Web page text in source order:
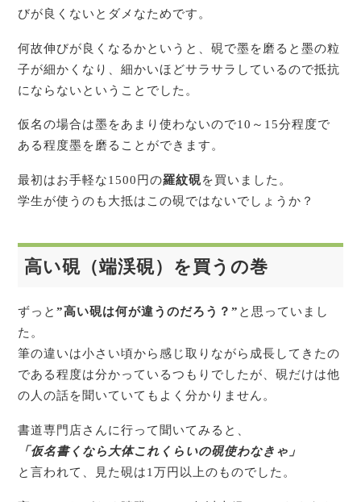
びが良くないとダメなためです。
何故伸びが良くなるかというと、硯で墨を磨ると墨の粒
子が細かくなり、細かいほどサラサラしているので抵抗
にならないということでした。
仮名の場合は墨をあまり使わないので10～15分程度で
ある程度墨を磨ることができます。
最初はお手軽な1500円の羅紋硯を買いました。
学生が使うのも大抵はこの硯ではないでしょうか？
高い硯（端渓硯）を買うの巻
ずっと”高い硯は何が違うのだろう？” と思っていまし
た。
筆の違いは小さい頃から感じ取りながら成長してきたの
である程度は分かっているつもりでしたが、硯だけは他
の人の話を聞いていてもよく分かりません。
書道専門店さんに行って聞いてみると、
「仮名書くなら大体これくらいの硯使わなきゃ」
と言われて、見た硯は1万円以上のものでした。